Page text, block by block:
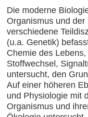
Die moderne
Organismus und
verschiedene
(u.a. Genetik)
Chemie des
Stoffwechsel,
untersucht, den
Auf einer höheren
und Physiologie mit
Organismus und